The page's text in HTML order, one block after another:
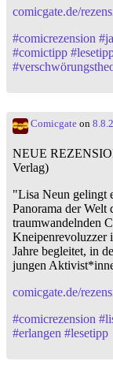
comicgate.de/
#comicrezension #
#comictipp #
#
Comicgate on
NEUE
Verlag)
"Lisa Neun gelingt
Panorama der Welt
traumwandelnden
Kneipenrevoluzzer
Jahre begleitet, in
jungen
comicgate.de/
#comicrezension #
#erlangen #lesetipp